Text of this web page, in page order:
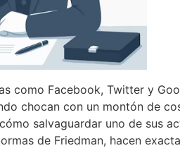
como Facebook, Twitter y
chocan con un montón de
salvaguardar uno de sus
de Friedman, hacen